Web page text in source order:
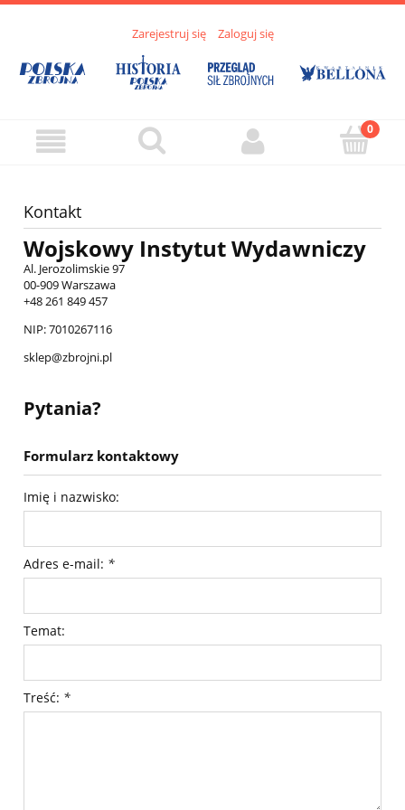
Zarejestruj się Zaloguj się
Kontakt
Wojskowy Instytut Wydawniczy
Al. Jerozolimskie 97
00-909 Warszawa
+48261 849 457
NIP: 7010267116
sklep@zbrojni.pl
Pytania?
Formularz kontaktowy
Imię i nazwisko:
Adres e-mail: *
Temat:
Treść: *